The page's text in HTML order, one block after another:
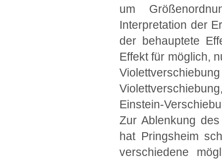
um
Interpretation der
der behauptete
Effekt für möglich,
Einstein-
Zur Ablenkung
hat Pringsheim
verschiedene